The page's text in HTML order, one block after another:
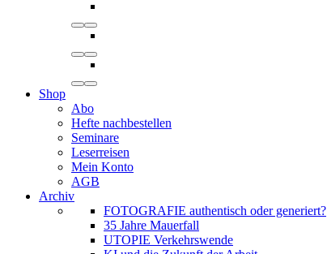
Shop
Abo
Hefte nachbestellen
Seminare
Leserreisen
Mein Konto
AGB
Archiv
FOTOGRAFIE authentisch oder generiert?
35 Jahre Mauerfall
UTOPIE Verkehrswende